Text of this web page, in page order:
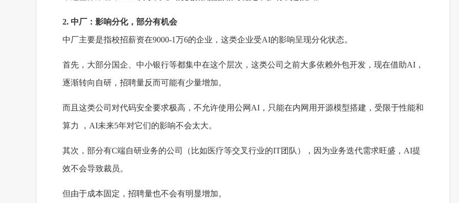
2. 中厂：影响分化，部分有机会
中厂主要是指校招薪资在9000-1万6的企业，这类企业受AI的影响呈现分化状态。
首先，大部分国企、中小银行等都集中在这个层次，这类公司之前大多依赖外包开发，现在借助AI，
逐渐转向自研，招聘量反而可能有少量增加。
而且这类公司对代码安全要求极高，不允许使用公网AI，只能在内网用开源模型搭建，受限于性能和
算力 ，AI未来5年对它们的影响不会太大。
其次，部分有C端自研业务的公司（比如医疗等交叉行业的IT团队），因为业务迭代需求旺盛，AI提
效不会导致裁员。
但由于成本固定，招聘量也不会有明显增加。